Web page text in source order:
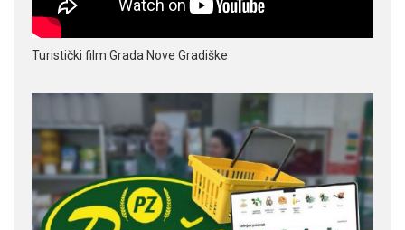
Turistički film Grada Nove Gradiške